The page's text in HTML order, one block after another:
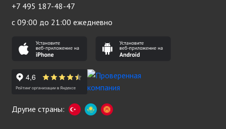
+7 495 187-48-47
с 09:00 до 21:00 ежедневно
Другие страны: